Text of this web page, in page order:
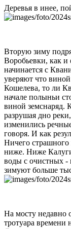
Деревья в инее,
Вторую зиму
Воробьевки, как и
начинается с
уверяют что
Кошелева, то ли
начале полыньи
виной земснаряд.
разрушая дно
изменились
говоря. И как
Ничего
ниже. Ниже
воды с очистных -
зимуют больше
На мосту недавно
тротуара времени